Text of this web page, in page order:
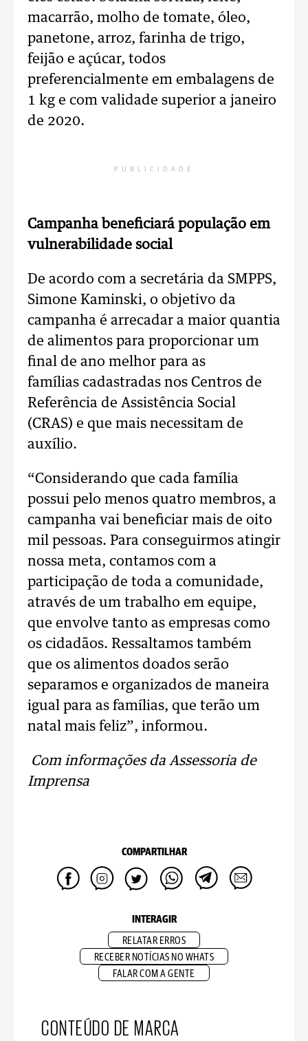
macarrão, molho de tomate, óleo,
panetone, arroz, farinha de trigo,
feijão e açúcar, todos
preferencialmente em embalagens de
1 kg e com validade superior a janeiro
de 2020.
PUBLICIDADE
Campanha beneficiará população em
vulnerabilidade social
De acordo com a secretária da SMPPS,
Simone Kaminski, o objetivo da
campanha é arrecadar a maior quantia
de alimentos para proporcionar um
final de ano melhor para as
famílias cadastradas nos Centros de
Referência de Assistência Social
(CRAS) e que mais necessitam de
auxílio.
“Considerando que cada família
possui pelo menos quatro membros, a
campanha vai beneficiar mais de oito
mil pessoas. Para conseguirmos atingir
nossa meta, contamos com a
participação de toda a comunidade,
através de um trabalho em equipe,
que envolve tanto as empresas como
os cidadãos. Ressaltamos também
que os alimentos doados serão
separamos e organizados de maneira
igual para as famílias, que terão um
natal mais feliz”, informou.
Com informações da Assessoria de
Imprensa
COMPARTILHAR
INTERAGIR
RELATAR ERROS
RECEBER NOTÍCIAS NO WHATS
FALAR COM A GENTE
CONTEÚDO DE MARCA